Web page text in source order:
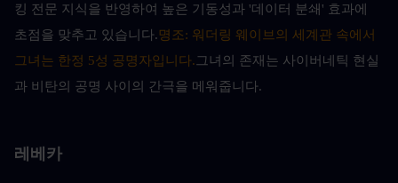
킹 전문 지식을 반영하여 높은 기동성과 '데이터 분쇄' 효과에
초점을 맞추고 있습니다.명조: 워더링 웨이브의 세계관 속에서
그녀는 한정 5성 공명자입니다.그녀의 존재는 사이버네틱 현실
과 비탄의 공명 사이의 간극을 메워줍니다.
레베카